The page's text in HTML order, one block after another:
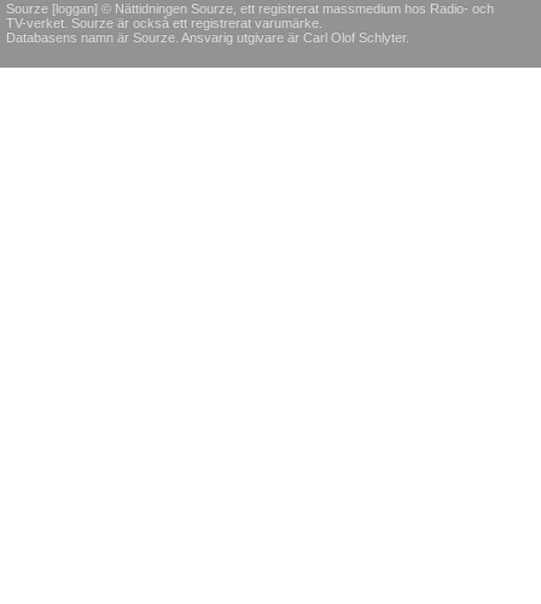
Sourze [loggan] © Nättidningen Sourze, ett registrerat massmedium hos Radio- och
TV-verket. Sourze är också ett registrerat varumärke.
Databasens namn är Sourze. Ansvarig utgivare är Carl Olof Schlyter.